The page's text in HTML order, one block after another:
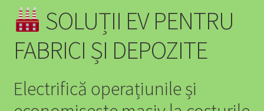
SOLUȚII EV PENTRU AFACERI
SOLUȚII EV PENTRU BENZINĂRII ȘI STAȚII PECO
A Powerhouse for Every Home: Your Emergency Backup
SOLUȚII EV PENTRU
FABRICI ȘI DEPOZITE
Electrifică operațiunile și